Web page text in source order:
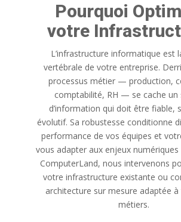
Pourquoi
votre
L’infrastructure informatique est
vertébrale de votre entreprise.
processus métier — production,
comptabilité, RH — se cache un
d’information qui doit être fiable,
évolutif. Sa robustesse conditionne
performance de vos équipes et
vous adapter aux enjeux numériques
ComputerLand, nous intervenons
votre infrastructure existante ou
architecture sur mesure adaptée
métiers.